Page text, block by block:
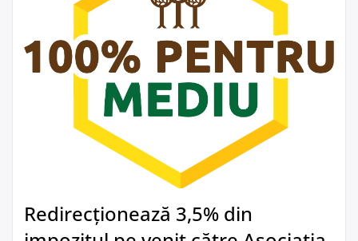
Redirecționează 3,5% din